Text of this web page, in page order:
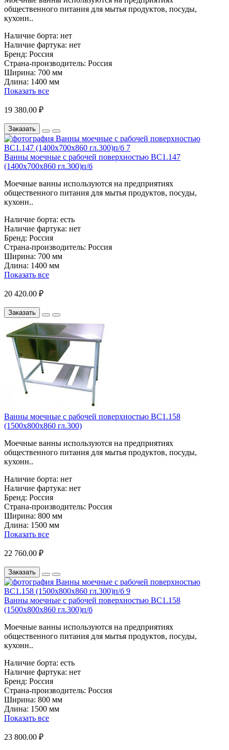
общественного питания для мытья продуктов, посуды,
кухонн..
Наличие борта: нет
Наличие фартука: нет
Бренд: Россия
Страна-производитель: Россия
Ширина: 700 мм
Длина: 1400 мм
Показать все
19 380.00 ₽
Заказать
Ванны моечные с рабочей поверхностью ВС1.147
(1400х700х860 гл.300)п/б
Моечные ванны используются на предприятиях
общественного питания для мытья продуктов, посуды,
кухонн..
Наличие борта: есть
Наличие фартука: нет
Бренд: Россия
Страна-производитель: Россия
Ширина: 700 мм
Длина: 1400 мм
Показать все
20 420.00 ₽
Заказать
Ванны моечные с рабочей поверхностью ВС1.158
(1500х800х860 гл.300)
Моечные ванны используются на предприятиях
общественного питания для мытья продуктов, посуды,
кухонн..
Наличие борта: нет
Наличие фартука: нет
Бренд: Россия
Страна-производитель: Россия
Ширина: 800 мм
Длина: 1500 мм
Показать все
22 760.00 ₽
Заказать
Ванны моечные с рабочей поверхностью ВС1.158
(1500х800х860 гл.300)п/б
Моечные ванны используются на предприятиях
общественного питания для мытья продуктов, посуды,
кухонн..
Наличие борта: есть
Наличие фартука: нет
Бренд: Россия
Страна-производитель: Россия
Ширина: 800 мм
Длина: 1500 мм
Показать все
23 800.00 ₽